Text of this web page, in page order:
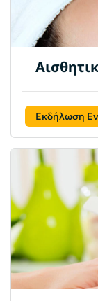
Εκδήλωση